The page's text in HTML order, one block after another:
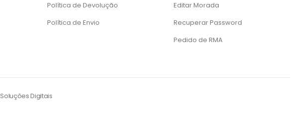
Política de Devolução
Política de Envio
Editar Morada
Recuperar Password
Pedido de RMA
Soluções Digitais